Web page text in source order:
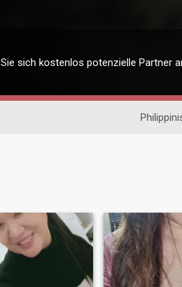
sich kostenlos potenzielle Partner